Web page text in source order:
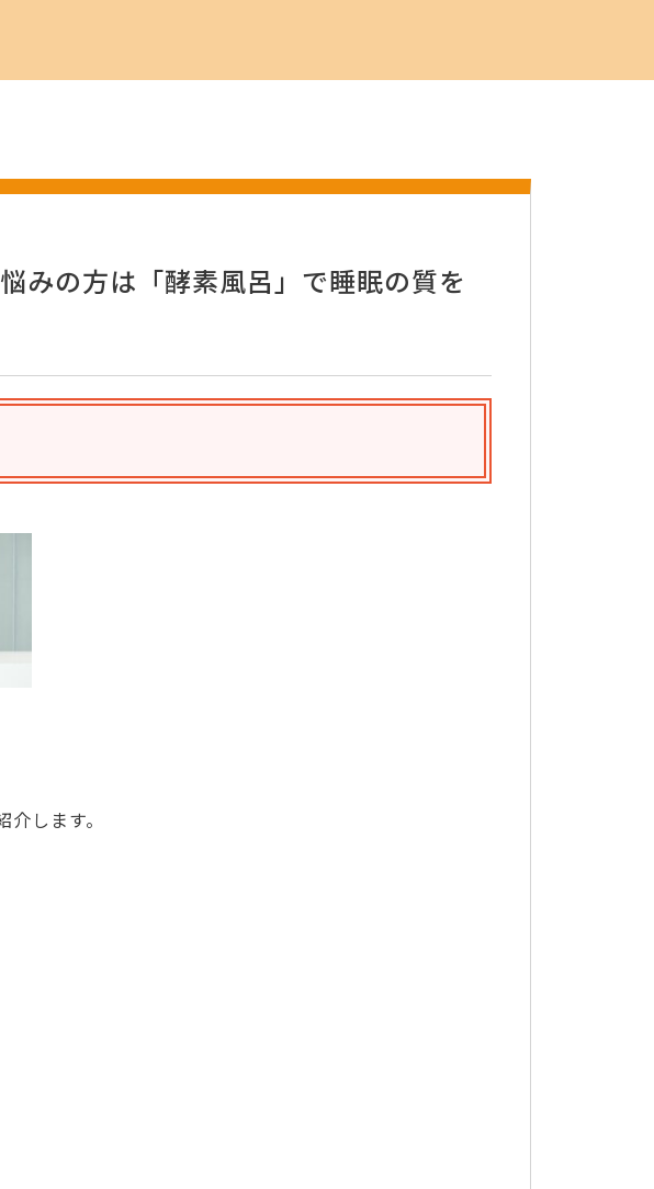
みの方は「酵素風呂」で睡眠の質を
します。